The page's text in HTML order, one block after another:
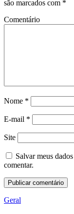
são marcados com *
Comentário
Nome *
E-mail *
Site
Salvar meus
comentar.
Geral